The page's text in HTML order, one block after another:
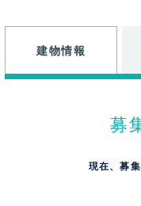
建物情報
募
現在、募